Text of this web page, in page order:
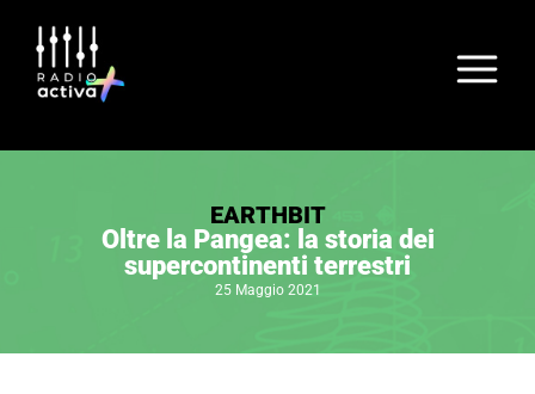
EARTHBIT
Oltre la Pangea: la storia dei
supercontinenti terrestri
25 Maggio 2021